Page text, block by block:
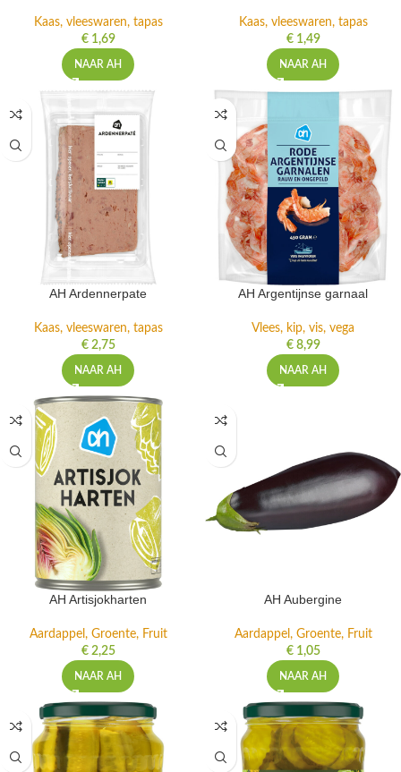
Kaas, vleeswaren, tapas
€1,69
NAAR AH
Kaas, vleeswaren, tapas
€1,49
NAAR AH
AH Ardennerpate
Kaas, vleeswaren, tapas
€2,75
NAAR AH
AH Argentijnse garnaal
Vlees, kip, vis, vega
€8,99
NAAR AH
AH Artisjokharten
Aardappel, Groente, Fruit
€2,25
NAAR AH
AH Aubergine
Aardappel, Groente, Fruit
€1,05
NAAR AH